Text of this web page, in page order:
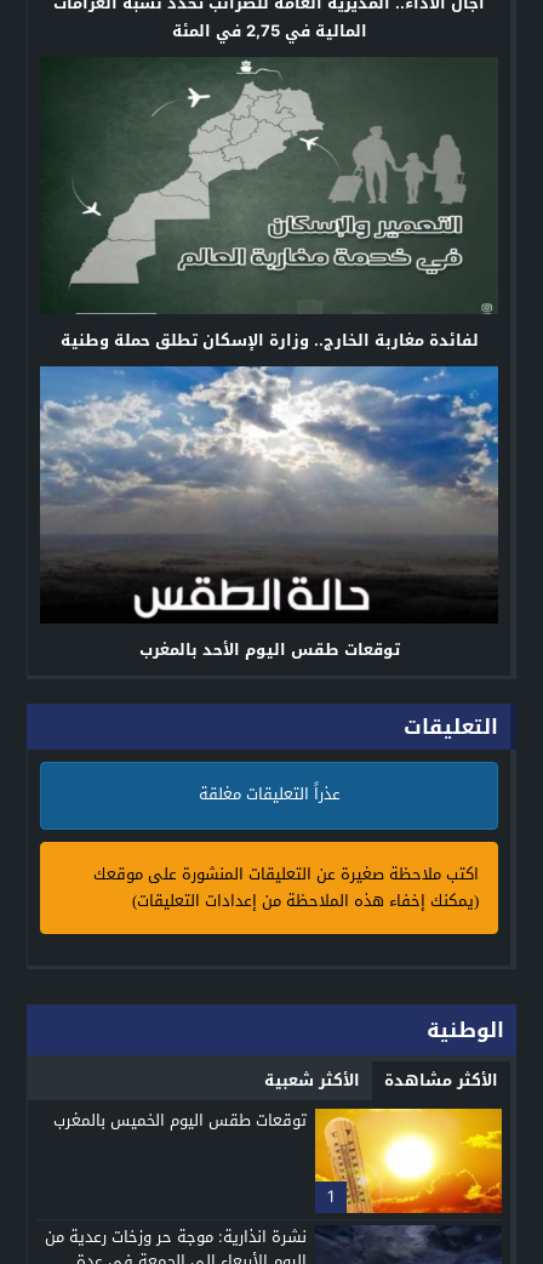
المالية في 2,75 في المئة
لفائدة مغاربة الخارج.. وزارة الإسكان تطلق حملة وطنية
توقعات طقس اليوم الأحد بالمغرب
التعليقات
عذراً التعليقات مغلقة
اكتب ملاحظة صغيرة عن التعليقات المنشورة على موقعك
(يمكنك إخفاء هذه الملاحظة من إعدادات التعليقات)
الوطنية
الأكثر مشاهدة الأكثر شعبية
1
توقعات طقس اليوم الخميس بالمغرب
نشرة انذارية: موجة حر وزخات رعدية من